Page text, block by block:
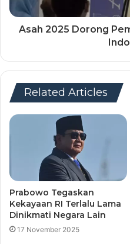
Asah 2025 Dorong
Related Articles
Prabowo Tegaskan
Kekayaan RI Terlalu Lama
Dinikmati Negara Lain
17 November 2025